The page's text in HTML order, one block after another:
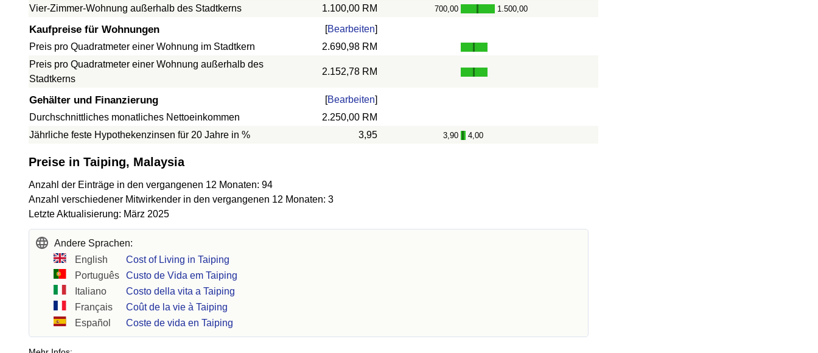
Vier-Zimmer-Wohnung außerhalb des Stadtkerns 1.100,00 RM 700,00 - 1.500,00
Kaufpreise für Wohnungen [Bearbeiten]
Preis pro Quadratmeter einer Wohnung im Stadtkern
2.690,98 RM
Preis pro Quadratmeter einer Wohnung außerhalb des
Stadtkerns
2.152,78 RM
Gehälter und Finanzierung [Bearbeiten]
Durchschnittliches monatliches Nettoeinkommen
2.250,00 RM
Jährliche feste Hypothekenzinsen für 20 Jahre in %
3,95 3,90 - 4,00
Preise in Taiping, Malaysia
Anzahl der Einträge in den vergangenen 12 Monaten: 94
Anzahl verschiedener Mitwirkender in den vergangenen 12 Monaten: 3
Letzte Aktualisierung: März 2025
Andere Sprachen:
English
Cost of Living in Taiping
Português
Custo de Vida em Taiping
Italiano
Costo della vita a Taiping
Français
Coût de la vie à Taiping
Español
Coste de vida en Taiping